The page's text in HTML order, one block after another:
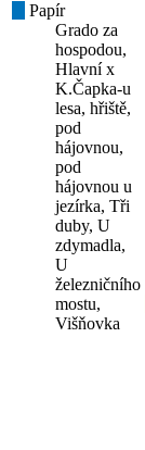
Papír
Grado za
hospodou,
Hlavní x
K.Čapka-u
lesa, hřiště,
pod
hájovnou,
pod
hájovnou u
jezírka, Tři
duby, U
zdymadla,
U
železničního
mostu,
Višňovka